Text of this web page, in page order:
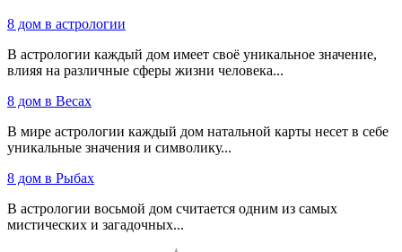
8 дом в астрологии
В астрологии каждый дом имеет своё уникальное значение,
влияя на различные сферы жизни человека...
8 дом в Весах
В мире астрологии каждый дом натальной карты несет в себе
уникальные значения и символику...
8 дом в Рыбах
В астрологии восьмой дом считается одним из самых
мистических и загадочных...